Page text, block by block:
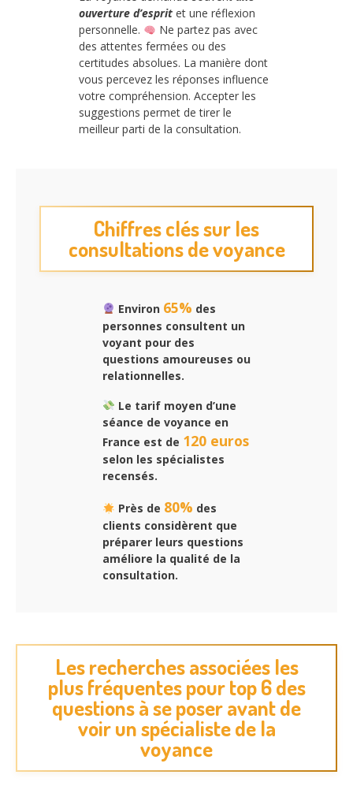
ouverture d’esprit et une réflexion
personnelle.
Ne partez pas avec
des attentes fermées ou des
certitudes absolues. La manière dont
vous percevez les réponses influence
votre compréhension. Accepter les
suggestions permet de tirer le
meilleur parti de la consultation.
Chiffres clés sur les
consultations de voyance
Environ 65% des
personnes consultent un
voyant pour des
questions amoureuses ou
relationnelles.
Le tarif moyen d’une
séance de voyance en
France est de 120 euros
selon les spécialistes
recensés.
Près de 80% des
clients considèrent que
préparer leurs questions
améliore la qualité de la
consultation.
Les recherches associées les
plus fréquentes pour top 6 des
questions à se poser avant de
voir un spécialiste de la
voyance